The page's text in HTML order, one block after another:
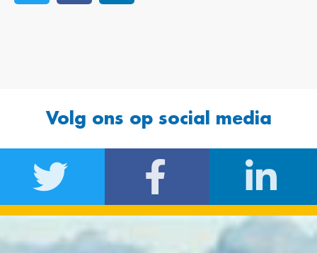
Volg ons op social media